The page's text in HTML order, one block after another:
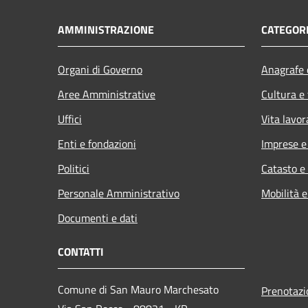
AMMINISTRAZIONE
Organi di Governo
Aree Amministrative
Uffici
Enti e fondazioni
Politici
Personale Amministrativo
Documenti e dati
Cultura
Vita
Imprese
Catasto
Mobilità
CONTATTI
Comune di San Mauro Marchesato